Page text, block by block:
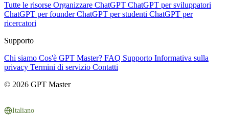
Tutte le risorse Organizzare ChatGPT ChatGPT per sviluppatori
ChatGPT per founderChatGPT per studenti ChatGPT per
ricercatori
Supporto
Chi siamo Cos'è GPT Master? FAQ Supporto Informativa sulla
privacy Termini di servizio Contatti
© 2026 GPT Master
Italiano